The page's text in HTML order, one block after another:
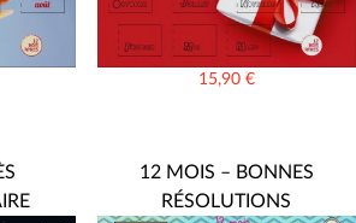
15,90 €
12 MOIS – BONNES
RÉSOLUTIONS